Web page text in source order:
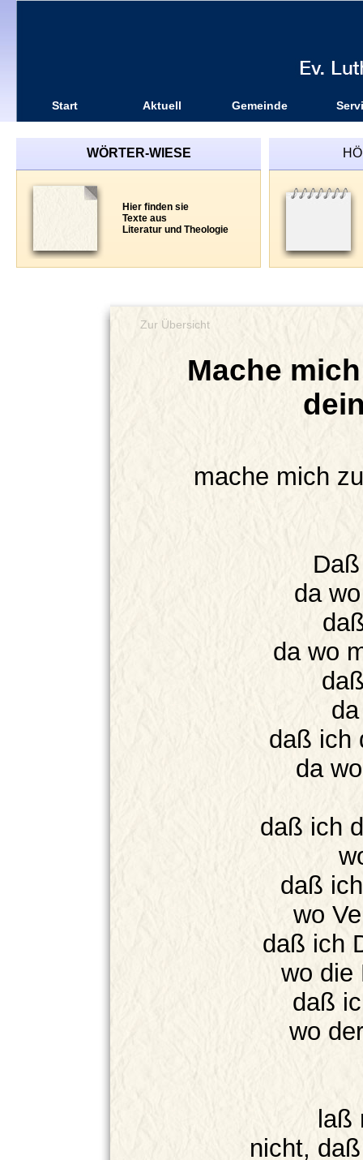
Start Aktuell Gemeinde
WÖRTER-WIESE
Hier finden sie
Texte aus
Literatur und Theologie
Zur Übersicht
Mache
mache mich
da
da wo
daß ich
da
daß ich
daß
wo
daß ich
wo die
daß
wo
laß
nicht,